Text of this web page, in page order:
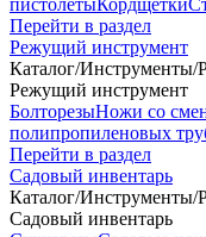
пистолетыКордщетки
Перейти в раздел
Режущий инструмент
Каталог/Инструменты/
Режущий инструмент
БолторезыНожи со
полипропиленовых
Перейти в раздел
Садовый инвентарь
Каталог/Инструменты/
Садовый инвентарь